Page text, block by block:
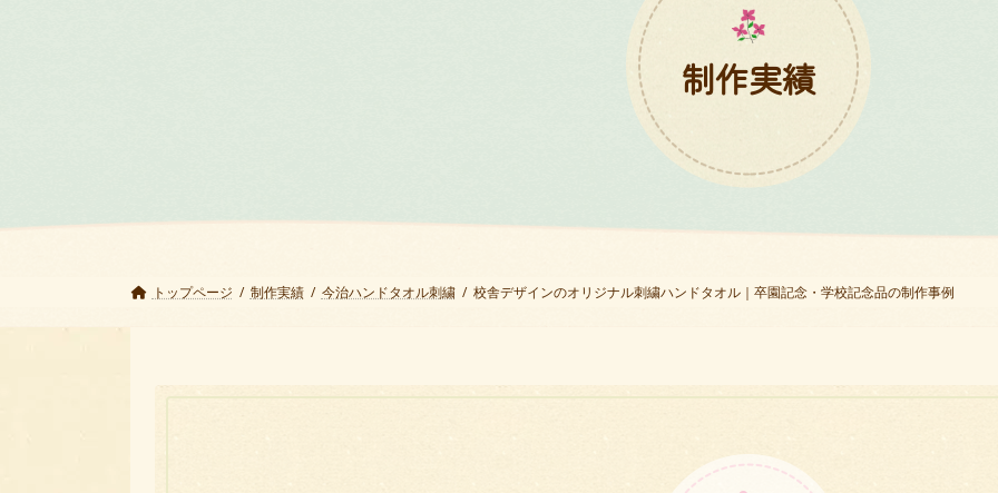
ワッペン刺繍
キャップ刺繍
糸・書体について
制作実績
トップページ 制作実績 今治ハンドタオル刺繍 校舎デザインのオリジナル刺繍ハンドタオル｜卒園記念・学校記念品の制作事例